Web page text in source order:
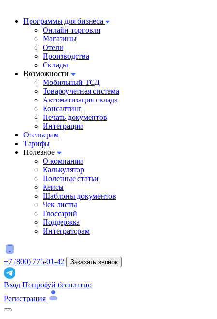
Программы для бизнеса
Онлайн торговля
Магазины
Отели
Производства
Склады
Возможности
Мобильный ТСД
Товароучетная система
Автоматизация склада
Консалтинг
Печать документов
Интеграции
Отельерам
Тарифы
Полезное
О компании
Калькулятор
Полезные статьи
Кейсы
Шаблоны документов
Чек листы
Глоссарий
Поддержка
Интеграторам
+7 (800) 775-01-42 Заказать звонок
Вход Попробуй бесплатно
Регистрация